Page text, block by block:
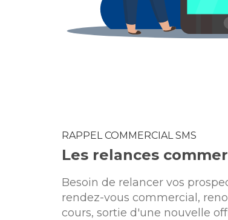
RAPPEL COMMERCIAL SMS
Les relances
Besoin de relancer vos
rendez-vous commercial,
cours, sortie d'une nouvelle